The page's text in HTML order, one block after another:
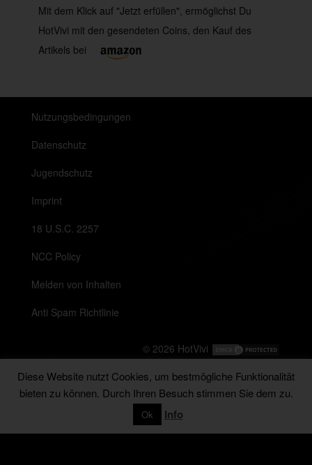
Mit dem Klick auf "Jetzt erfüllen", ermöglichst Du
HotVivi mit den gesendeten Coins, den Kauf des
Artikels bei
Nutzungsbedingungen
Datenschutz
Jugendschutz
Imprint
18 U.S.C. 2257
NCC Policy
Melden von Inhalten
Anti Spam Richtlinie
© 2026 HotVivi
Diese Website nutzt Cookies, um bestmögliche Funktionalität
bieten zu können. Durch Ihren Besuch stimmen Sie dem zu.
Ok Info
Messenger